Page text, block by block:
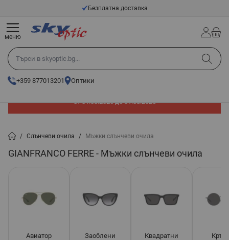
Прескачане към съдържанието
Безплатна доставка
Търси в skyoptic.bg...
+359 877013201 Оптики
меню
от 01.08.2026 до 31.08.2026
/ Слънчеви очила / Мъжки слънчеви очила
GIANFRANCO FERRE - Мъжки слънчеви очила
Авиатор Заоблени Квадратни